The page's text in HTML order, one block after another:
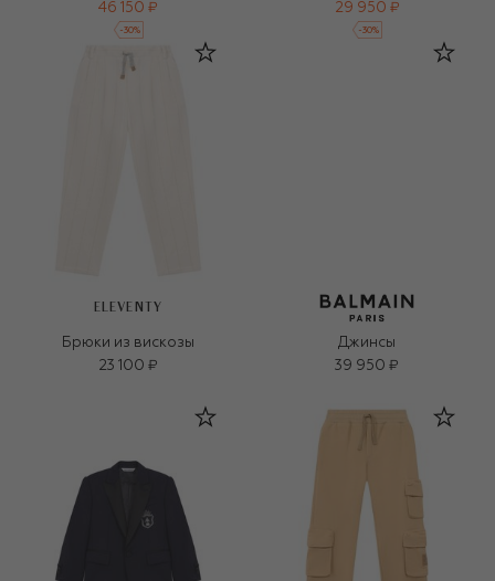
46 150 ₽
-30%
29 950 ₽
-30%
ELEVENTY
Брюки из вискозы
23 100 ₽
Джинсы
39 950 ₽